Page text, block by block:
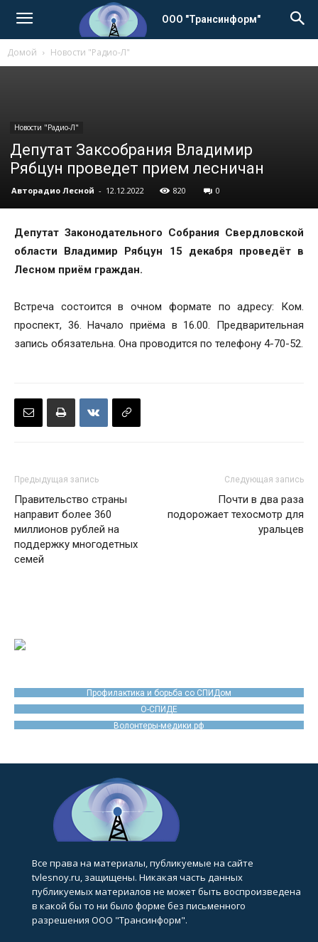
ООО "Трансинформ"
Домой Новости "Радио-Л"
Новости "Радио-Л"
Депутат Заксобрания Владимир
Рябцун проведет прием лесничан
Авторадио Лесной - 12.12.2022 820 0
Депутат Законодательного Собрания Свердловской
области Владимир Рябцун 15 декабря проведёт в
Лесном приём граждан.
Встреча состоится в очном формате по адресу: Ком.
проспект, 36. Начало приёма в 16.00. Предварительная
запись обязательна. Она проводится по телефону 4-70-52.
Предыдущая запись
Правительство страны
направит более 360
миллионов рублей на
поддержку многодетных
семей
Следующая запись
Почти в два раза
подорожает техосмотр для
уральцев
Профилактика и борьба со СПИДом
О-СПИДЕ
Волонтеры-медики.рф
Все права на материалы, публикуемые на сайте
tvlesnoy.ru, защищены. Никакая часть данных
публикуемых материалов не может быть воспроизведена
в какой бы то ни было форме без письменного
разрешения ООО "Трансинформ".